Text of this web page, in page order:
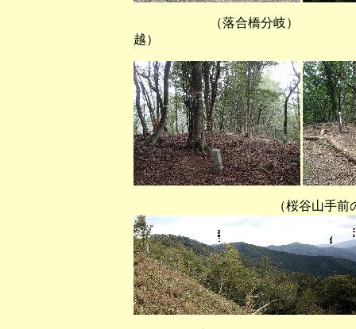
（落合橋分岐） （一
越）
（桜谷山手前の展望稜線